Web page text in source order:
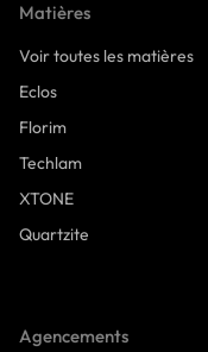
Matières
Voir toutes les matières
Eclos
Florim
Techlam
XTONE
Quartzite
Agencements